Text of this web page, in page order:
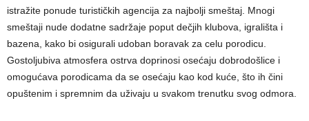
istražite ponude turističkih agencija za najbolji smeštaj. Mnogi
smeštaji nude dodatne sadržaje poput dečjih klubova, igrališta i
bazena, kako bi osigurali udoban boravak za celu porodicu.
Gostoljubiva atmosfera ostrva doprinosi osećaju dobrodošlice i
omogućava porodicama da se osećaju kao kod kuće, što ih čini
opuštenim i spremnim da uživaju u svakom trenutku svog odmora.